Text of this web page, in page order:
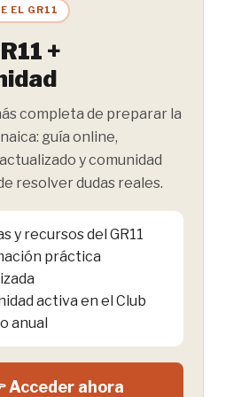
EL GR11
+
completa de preparar la
guía online,
y comunidad
resolver dudas reales.
y recursos del GR11
práctica
activa en el Club
anual
Acceder ahora